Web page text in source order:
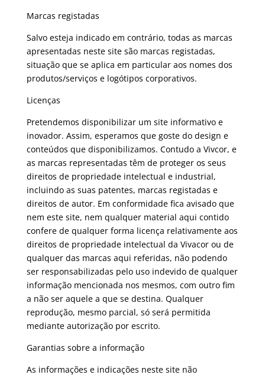
Marcas registadas
Salvo esteja indicado em contrário, todas as marcas
apresentadas neste site são marcas registadas,
situação que se aplica em particular aos nomes dos
produtos/serviços e logótipos corporativos.
Licenças
Pretendemos disponibilizar um site informativo e
inovador. Assim, esperamos que goste do design e
conteúdos que disponibilizamos. Contudo a Vivcor, e
as marcas representadas têm de proteger os seus
direitos de propriedade intelectual e industrial,
incluindo as suas patentes, marcas registadas e
direitos de autor. Em conformidade fica avisado que
nem este site, nem qualquer material aqui contido
confere de qualquer forma licença relativamente aos
direitos de propriedade intelectual da Vivacor ou de
qualquer das marcas aqui referidas, não podendo
ser responsabilizadas pelo uso indevido de qualquer
informação mencionada nos mesmos, com outro fim
a não ser aquele a que se destina. Qualquer
reprodução, mesmo parcial, só será permitida
mediante autorização por escrito.
Garantias sobre a informação
As informações e indicações neste site não